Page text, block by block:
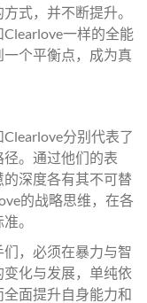
式，并不断提升。
一样的全能
个平衡点，成为真
分别代表了
。通过他们的表
深度各有其不可替
的战略思维，在各
。
，必须在暴力与智
化与发展，单纯依
面提升自身能力和